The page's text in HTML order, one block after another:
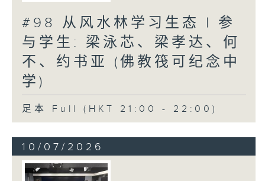
#98 从风水林学习生态 | 参
与学生: 梁泳芯、梁孝达、何
不、约书亚 (佛教筏可纪念中
学)
足本 Full (HKT 21:00 - 22:00)
10/07/2026